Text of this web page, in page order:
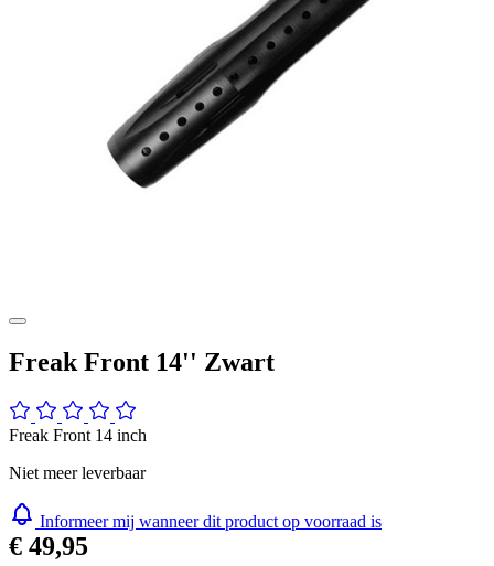
Freak Front 14'' Zwart
Freak Front 14 inch
Niet meer leverbaar
Informeer mij wanneer dit product op voorraad is
€ 49,95